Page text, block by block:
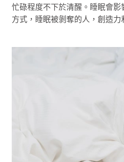
忙碌程度不下於清醒。睡眠會
方式，睡眠被剝奪的人，創造力